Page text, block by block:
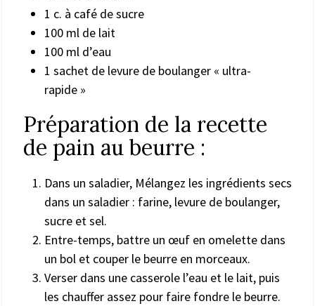
1 c. à café de sucre
100 ml de lait
100 ml d’eau
1 sachet de levure de boulanger « ultra-
rapide »
Préparation de la recette
de pain au beurre :
Dans un saladier, Mélangez les ingrédients secs
dans un saladier : farine, levure de boulanger,
sucre et sel.
Entre-temps, battre un œuf en omelette dans
un bol et couper le beurre en morceaux.
Verser dans une casserole l’eau et le lait, puis
les chauffer assez pour faire fondre le beurre.